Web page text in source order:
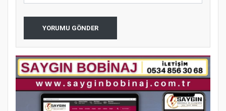
YORUMU GÖNDER